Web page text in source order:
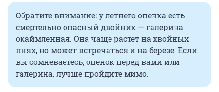
Обратите внимание: у летнего опенка есть
смертельно опасный двойник — галерина
окаймленная. Она чаще растет на хвойных
пнях, но может встречаться и на березе. Если
вы сомневаетесь, опенок перед вами или
галерина, лучше пройдите мимо.